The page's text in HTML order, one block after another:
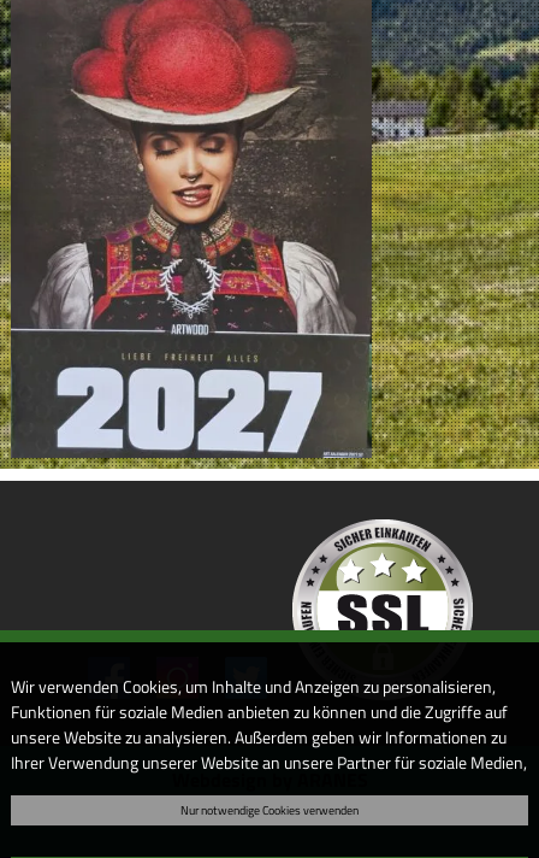
Webdesign by ARANES
Wir verwenden Cookies, um Inhalte und Anzeigen zu personalisieren,
Funktionen für soziale Medien anbieten zu können und die Zugriffe auf
unsere Website zu analysieren. Außerdem geben wir Informationen zu
Ihrer Verwendung unserer Website an unsere Partner für soziale Medien,
Informationen möglicherweise mit weiteren Daten zusammen, die Sie
Nur notwendige Cookies verwenden